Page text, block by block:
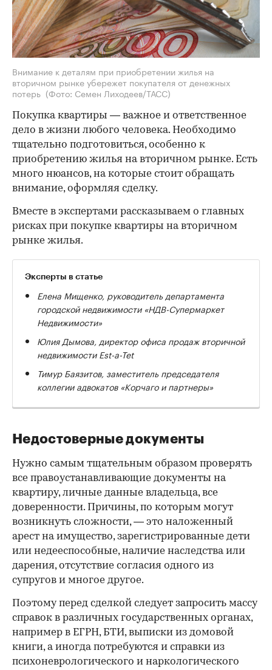
Внимание к деталям при приобретении жилья на
вторичном рынке убережет покупателя от денежных
потерь (Фото: Семен Лиходеев/ТАСС)
Покупка квартиры — важное и ответственное
дело в жизни любого человека. Необходимо
тщательно подготовиться, особенно к
приобретению жилья на вторичном рынке. Есть
много нюансов, на которые стоит обращать
внимание, оформляя сделку.
Вместе в экспертами рассказываем о главных
рисках при покупке квартиры на вторичном
рынке жилья.
Эксперты в статье
Елена Мищенко, руководитель департамента
городской недвижимости «НДВ-Супермаркет
Недвижимости»
Юлия Дымова, директор офиса продаж вторичной
недвижимости Est-a-Tet
Тимур Баязитов, заместитель председателя
коллегии адвокатов «Корчаго и партнеры»
Недостоверные документы
Нужно самым тщательным образом проверять
все правоустанавливающие документы на
квартиру, личные данные владельца, все
доверенности. Причины, по которым могут
возникнуть сложности, — это наложенный
арест на имущество, зарегистрированные дети
или недееспособные, наличие наследства или
дарения, отсутствие согласия одного из
супругов и многое другое.
Поэтому перед сделкой следует запросить массу
справок в различных государственных органах,
например в ЕГРН, БТИ, выписки из домовой
книги, а иногда потребуются и справки из
психоневрологического и наркологического